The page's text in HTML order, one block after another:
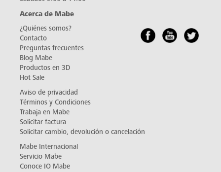
Acerca de Mabe
¿Quiénes somos?
Contacto
Preguntas frecuentes
Blog Mabe
Productos en 3D
Hot Sale
Aviso de privacidad
Términos y Condiciones
Trabaja en Mabe
Solicitar factura
Solicitar cambio, devolución o cancelación
Mabe Internacional
Servicio Mabe
Conoce IO Mabe